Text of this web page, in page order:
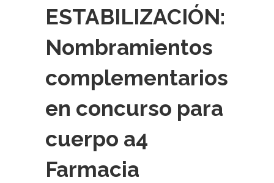
ESTABILIZACIÓN:
Nombramientos
complementarios
en concurso para
cuerpo a4
Farmacia